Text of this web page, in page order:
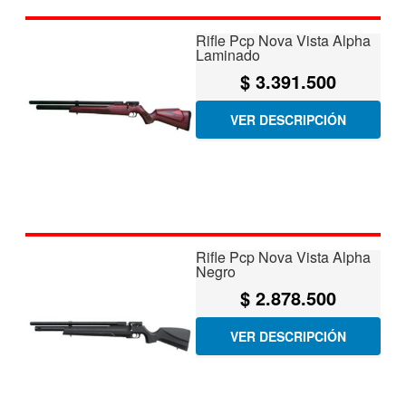
Rifle Pcp Nova Vista Alpha
Laminado
$3.391.500
VER DESCRIPCIÓN
Rifle Pcp Nova Vista Alpha
Negro
$2.878.500
VER DESCRIPCIÓN